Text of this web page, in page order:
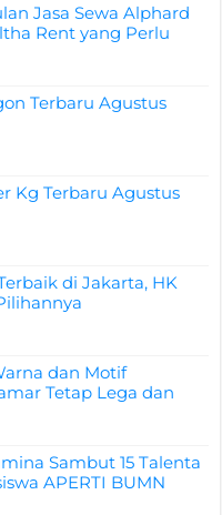
Jasa Sewa Alphard
Rent yang Perlu
Terbaru Agustus
Kg Terbaru Agustus
di Jakarta, HK
dan Motif
Tetap Lega dan
Sambut 15 Talenta
APERTI BUMN